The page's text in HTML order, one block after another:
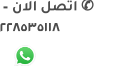
✆ اتصل الان